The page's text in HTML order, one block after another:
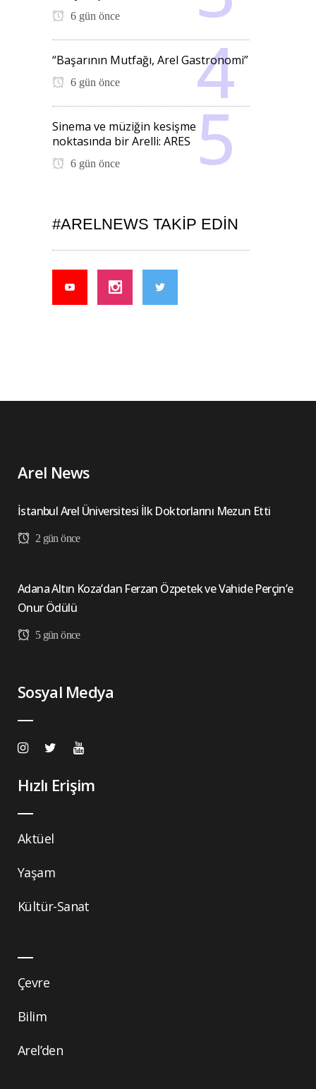
6 gün önce
“Başarının Mutfağı, Arel Gastronomi”
6 gün önce
Sinema ve müziğin kesişme
noktasında bir Arelli: ARES
6 gün önce
#ARELNEWS TAKIP EDIN
Arel News
İstanbul Arel Üniversitesi İlk Doktorlarını Mezun Etti
2 gün önce
Adana Altın Koza’dan Ferzan Özpetek ve Vahide Perçin’e
Onur Ödülü
5 gün önce
Sosyal Medya
Hızlı Erişim
Aktüel
Yaşam
Kültür-Sanat
Çevre
Bilim
Arel’den